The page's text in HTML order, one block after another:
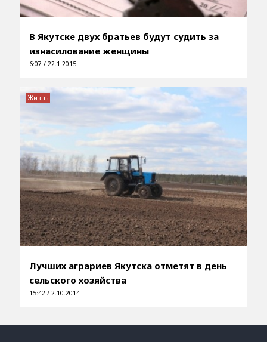
В Якутске двух братьев будут судить за
изнасилование женщины
6:07 / 22.1.2015
Лучших аграриев Якутска отметят в день
сельского хозяйства
15:42 / 2.10.2014
Жизнь